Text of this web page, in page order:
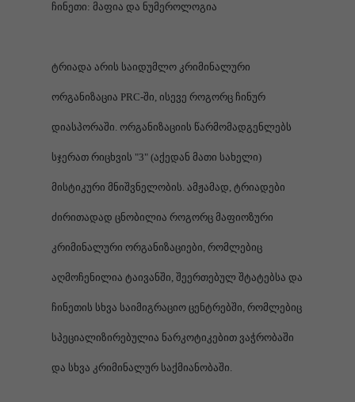
ჩინეთი: მაფია და ნუმეროლოგია
ტრიადა არის საიდუმლო კრიმინალური
ორგანიზაცია PRC-ში, ისევე როგორც ჩინურ
დიასპორაში. ორგანიზაციის წარმომადგენლებს
სჯერათ რიცხვის "3" (აქედან მათი სახელი)
მისტიკური მნიშვნელობის. ამჟამად, ტრიადები
ძირითადად ცნობილია როგორც მაფიოზური
კრიმინალური ორგანიზაციები, რომლებიც
აღმოჩენილია ტაივანში, შეერთებულ შტატებსა და
ჩინეთის სხვა საიმიგრაციო ცენტრებში, რომლებიც
სპეციალიზირებულია ნარკოტიკებით ვაჭრობაში
და სხვა კრიმინალურ საქმიანობაში.